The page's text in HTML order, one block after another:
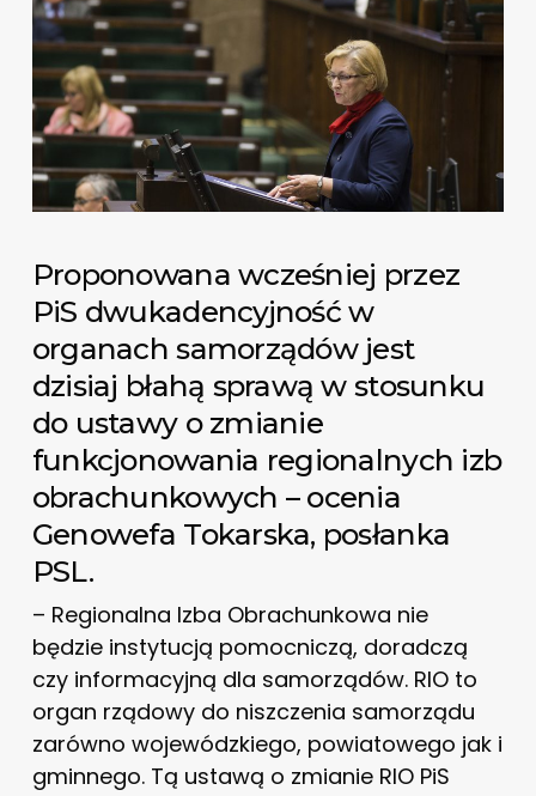
Proponowana wcześniej przez
PiS dwukadencyjność w
organach samorządów jest
dzisiaj błahą sprawą w stosunku
do ustawy o zmianie
funkcjonowania regionalnych izb
obrachunkowych – ocenia
Genowefa Tokarska, posłanka
PSL.
– Regionalna Izba Obrachunkowa nie
będzie instytucją pomocniczą, doradczą
czy informacyjną dla samorządów. RIO to
organ rządowy do niszczenia samorządu
zarówno wojewódzkiego, powiatowego jak i
gminnego. Tą ustawą o zmianie RIO PiS